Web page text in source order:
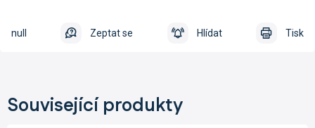
Tisk
Zeptat se Hlídat
null
Související produkty